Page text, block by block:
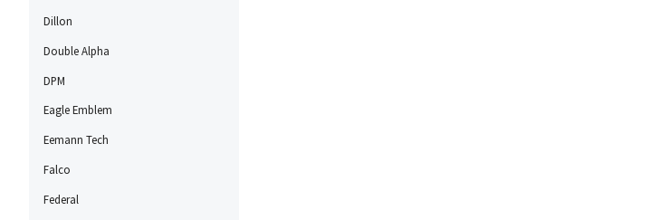
Dillon
Double Alpha
DPM
Eagle Emblem
Eemann Tech
Falco
Federal